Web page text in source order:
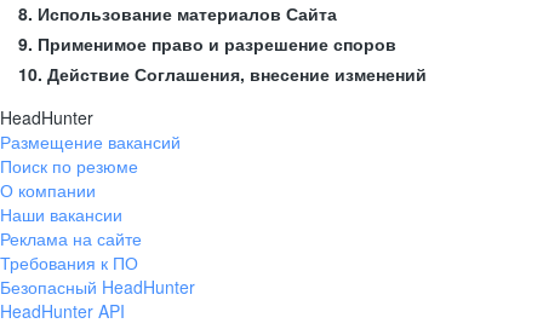
8. Использование материалов Сайта
9. Применимое право и разрешение споров
10. Действие Соглашения, внесение изменений
HeadHunter
Размещение вакансий
Поиск по резюме
О компании
Наши вакансии
Реклама на сайте
Требования к ПО
Безопасный HeadHunter
HeadHunter API